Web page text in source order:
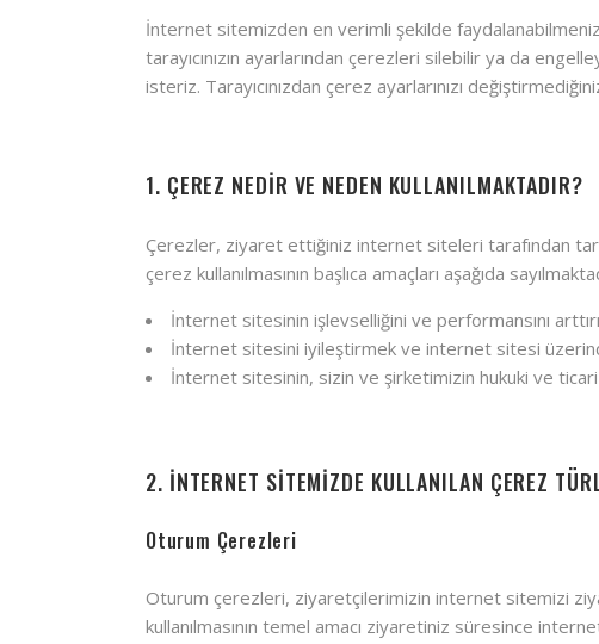
İnternet sitemizden en verimli şekilde faydalanabilmeniz
tarayıcınızın ayarlarından çerezleri silebilir ya da
isteriz. Tarayıcınızdan çerez ayarlarınızı
1. ÇEREZ NEDİR VE NEDEN KULLANILMAKTADIR?
Çerezler, ziyaret ettiğiniz internet siteleri tarafından
çerez kullanılmasının başlıca amaçları aşağıda
İnternet sitesinin işlevselliğini ve performansını
İnternet sitesini iyileştirmek ve internet sitesi
İnternet sitesinin, sizin ve şirketimizin hukuki ve
2. İNTERNET SİTEMİZDE KULLANILAN ÇEREZ
Oturum Çerezleri
Oturum çerezleri, ziyaretçilerimizin internet sitemizi
kullanılmasının temel amacı ziyaretiniz süresince